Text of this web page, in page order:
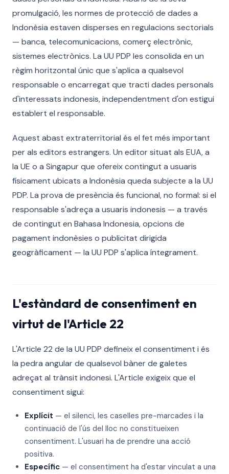
promulgació, les normes de protecció de dades a
Indonèsia estaven disperses en regulacions sectorials
— banca, telecomunicacions, comerç electrònic,
sistemes electrònics. La UU PDP les consolida en un
règim horitzontal únic que s'aplica a qualsevol
responsable o encarregat que tracti dades personals
d'interessats indonesis, independentment d'on estigui
establert el responsable.
Aquest abast extraterritorial és el fet més important
per als editors estrangers. Un editor situat als EUA, a
la UE o a Singapur que ofereix contingut a usuaris
físicament ubicats a Indonèsia queda subjecte a la UU
PDP. La prova de presència és funcional, no formal: si el
responsable s'adreça a usuaris indonesis — a través
de contingut en Bahasa Indonesia, opcions de
pagament indonèsies o publicitat dirigida
geogràficament — la UU PDP s'aplica íntegrament.
L'estàndard de consentiment en
virtut de l'Article 22
L'Article 22 de la UU PDP defineix el consentiment i és
la pedra angular de qualsevol bàner de galetes
adreçat al trànsit indonesi. L'Article exigeix que el
consentiment sigui:
Explícit — el silenci, les caselles pre-marcades i la
continuació de l'ús del lloc no constitueixen
consentiment. L'usuari ha de prendre una acció
positiva.
Específic — el consentiment ha d'estar vinculat a una